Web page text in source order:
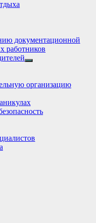
документационной
работников
Show
организацию